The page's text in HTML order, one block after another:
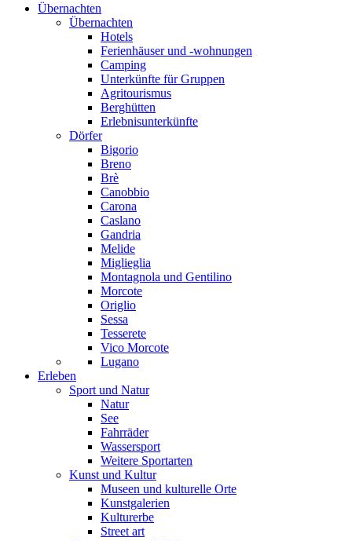
Übernachten
Übernachten
Hotels
Ferienhäuser und -wohnungen
Camping
Unterkünfte für Gruppen
Agritourismus
Berghütten
Erlebnisunterkünfte
Dörfer
Bigorio
Breno
Brè
Canobbio
Carona
Caslano
Gandria
Melide
Miglieglia
Montagnola und Gentilino
Morcote
Origlio
Sessa
Tesserete
Vico Morcote
Lugano
Erleben
Sport und Natur
Natur
See
Fahrräder
Wassersport
Weitere Sportarten
Kunst und Kultur
Museen und kulturelle Orte
Kunstgalerien
Kulturerbe
Street art